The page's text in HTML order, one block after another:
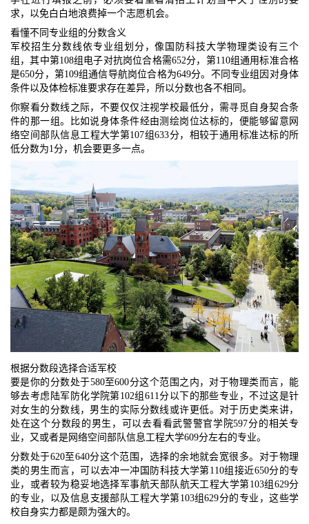
求，以免白白地浪费掉一个志愿机会。
看懂不同专业组的分数含义
军校招生分数线依专业组划分，像国防科技大学物理类设有三个
组，其中第108组电子对抗岗位合格需652分，第110组通用标准合格
是650分，第109组通信导航岗位合格为649分。不同专业组因对身体
条件以及体检标准要求存在差异，所以分数也各不相同。
你察看分数线之际，不要仅仅注视学校最低分，需寻觅自身契合条
件的那一组。比如说身体条件经由测绘岗位达标的，便能够留意网
络空间部队信息工程大学第107组633分，相较于通用标准达标的所
低分数为1分，机会要更多一点。
根据分数段选择合适军校
要是你的分数处于580至600分这个范围之内，对于物理类而言，能
够去考虑陆军防化学院第102组611分以下的那些专业，不过这是针
对女生的分数线，男生的实际分数线或许更低。对于历史类来讲，
处在这个分数段的男生，可以去看看武警警官学院597分的相关专
业，又或者是网络空间部队信息工程大学609分左右的专业。
分数处于620至640分这个范围，选择的余地就会宽很多。对于物理
类的男生而言，可以去冲一冲国防科技大学第110组接近650分的专
业，或者较为稳妥地选择军事航天部队航天工程大学第103组629分
的专业，以及信息支援部队工程大学第103组629分的专业，这些学
校自身实力都是颇为强大的。